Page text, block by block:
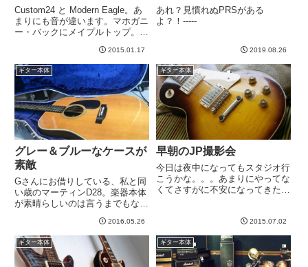
Custom24 と Modern Eagle。あ
まりにも音が違います。マホガニ
ー・バックにメイプルトップ。ネ
材質の構成が一緒なので、なんと
なく似た感じになっちゃうか
な、、、困ったな、、、と思って
たのですが、全...
2015.01.17
あれ？見慣れぬPRSがある
よ？！-----
2019.08.26
ギター本体
グレー＆ブルーなケースが
素敵
Gさんにお借りしている、私と同
い歳のマーティンD28。楽器本体
が素晴らしいのは言うまでもない
なんですよね。中のブルーが。外
側も、ちょっと上の写真では分か
りにくいですが、青みがかったグ
レーとでもいうのかな。試奏の...
2016.05.26
ギター本体
早朝のJP撮影会
今日は夜中になってもスタジオ行
こうかな。。。あまりにやってな
くてさすがに不安になってきたw
かったです。我慢できずにちょっ
と撮影。おお、、、絵になる。
と、一人悦に入れますwここで撮
影...
2015.07.02
ギター本体 ギター本体